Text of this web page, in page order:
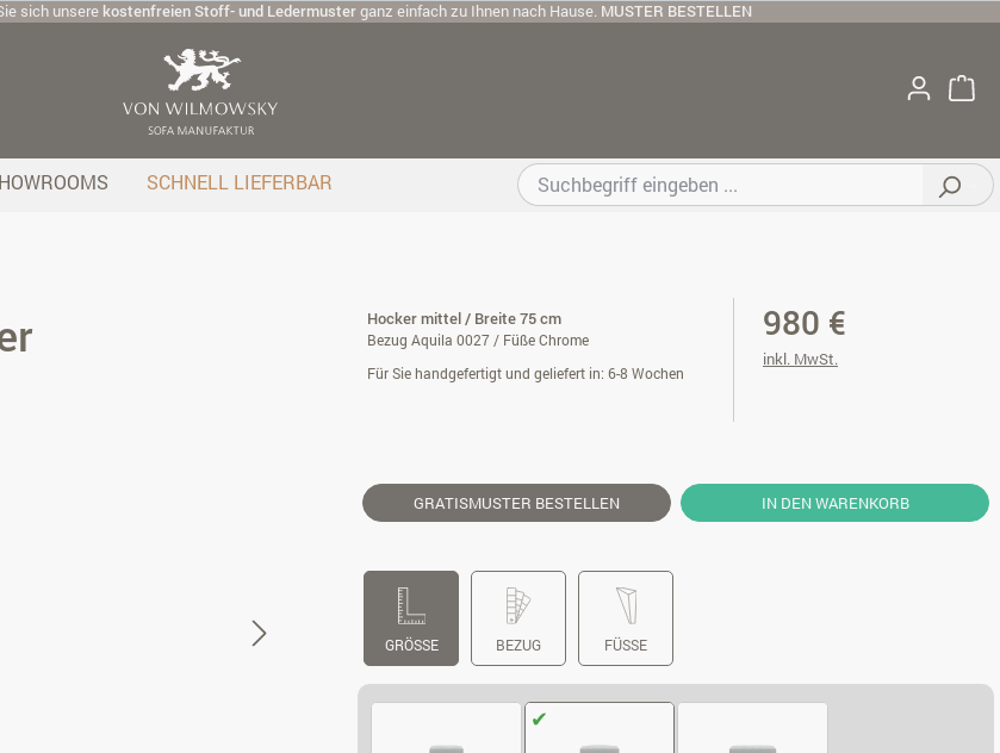
sich unsere kostenfreien Stoff- und Ledermusterganz einfach zu Ihnen nach Hause. MUSTER BESTELLEN
SCHNELL LIEFERBAR
Hocker mittel / Breite 75 cm
Bezug Aquila 0027 / Füße Chrome
Für Sie handgefertigt und geliefert in: 6-8 Wochen
980 €
inkl. MwSt.
GRATISMUSTER BESTELLEN IN DEN WARENKORB
GRÖSSE BEZUG FÜSSE